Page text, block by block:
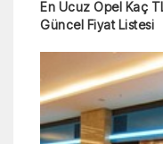
En Ucuz Opel Kaç
Güncel Fiyat Listesi